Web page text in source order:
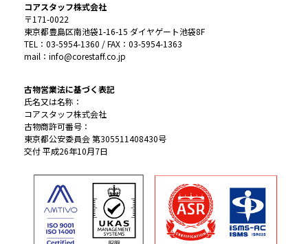
コアスタッフ株式会社
〒171-0022
東京都豊島区南池袋1-16-15 ダイヤゲート池袋8F
TEL：03-5954-1360 / FAX：03-5954-1363
mail：info@corestaff.co.jp
古物営業法に基づく表記
氏名又は名称：
コアスタッフ株式会社
古物商許可番号：
東京都公安委員会 第305511408430号
交付 平成26年10月7日